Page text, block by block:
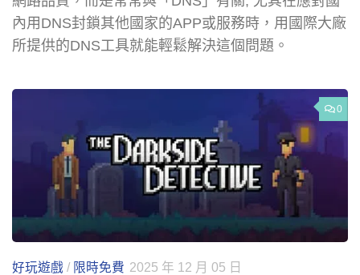
內用DNS封鎖其他國家的APP或服務時，用國際大廠
所提供的DNS工具就能輕鬆解決這個問題。
0
好玩遊戲 / 限時免費 2025 年 12 月 05 日